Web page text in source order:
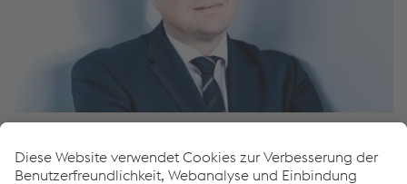
Geschäftsführendes Vorstandsmitglied voestalpine
Mitarbeiterbeteiligung Privatstiftung